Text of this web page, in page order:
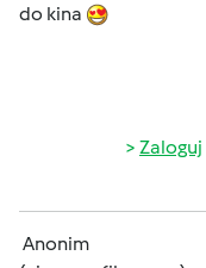
do kina
Zaloguj
Anonim